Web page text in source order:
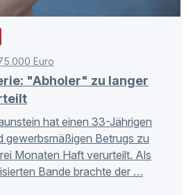
Euro
"Abholer" zu langer
hat einen 33-Jährigen
gewerbsmäßigen Betrugs zu
Monaten Haft verurteilt. Als
Bande brachte der …